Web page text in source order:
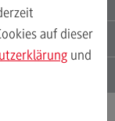
auf dieser
und